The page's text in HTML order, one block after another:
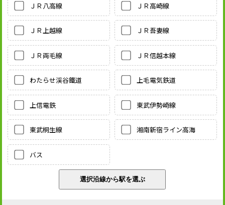
ＪＲ八高線 ＪＲ高崎線
ＪＲ上越線 ＪＲ吾妻線
ＪＲ両毛線 ＪＲ信越本線
わたらせ渓谷鐵道 上毛電気鉄道
上信電鉄 東武伊勢崎線
東武桐生線 湘南新宿ライン高海
バス